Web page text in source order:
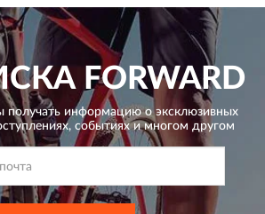
FORWARD
получать информацию о эксклюзивных
событиях и многом другом